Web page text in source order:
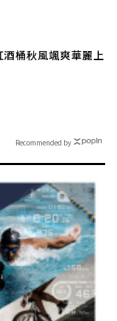
最佳贈禮首選
Recommended by